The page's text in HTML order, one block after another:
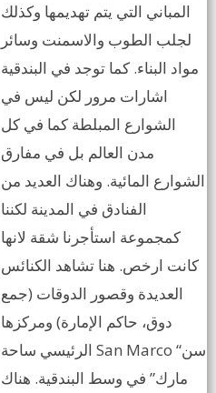
المباني التي يتم تهديمها وكذلك
لجلب الطوب والاسمنت وسائر
مواد البناء. كما توجد في البندقية
اشارات مرور لكن ليس في
الشوارع المبلطة كما في كل
مدن العالم بل في مفارق
الشوارع المائية. وهناك العديد من
الفنادق في المدينة لكننا
كمجموعة استأجرنا شقة لانها
كانت ارخص. هنا تشاهد الكنائس
العديدة وقصور الدوقات (جمع
دوق، حاكم الإمارة) ومركزها
الرئيسي ساحة San Marco “سن
مارك” في وسط البندقية. هناك